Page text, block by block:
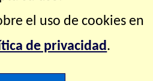
el uso de cookies en
de privacidad.